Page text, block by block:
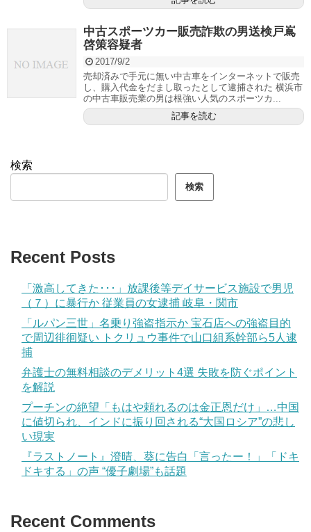
中古スポーツカー販売詐欺の男送検戸嶌
啓策容疑者
2017/9/2
売却済みで手元に無い中古車をインターネットで販売
し、購入代金をだまし取ったとして逮捕された 横浜市
の中古車販売業の男は根強い人気のスポーツカ...
記事を読む
検索
検索
Recent Posts
「激高してきた･･･」放課後等デイサービス施設で男児
（７）に暴行か 従業員の女逮捕 岐阜・関市
「ルパン三世」名乗り強盗指示か 宝石店への強盗目的
で周辺徘徊疑い トクリュウ事件で山口組系幹部ら5人逮
捕
弁護士の無料相談のデメリット4選 失敗を防ぐポイント
を解説
プーチンの絶望「もはや頼れるのは金正恩だけ」…中国
に値切られ、インドに振り回される“大国ロシア”の悲し
い現実
『ラストノート』澄晴、葵に告白「言ったー！」「ドキ
ドキする」の声 “優子劇場”も話題
Recent Comments